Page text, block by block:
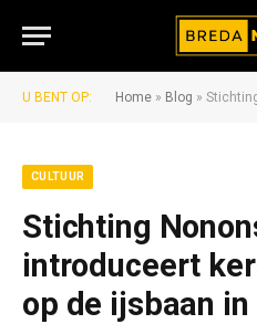
U BENT OP: Home » Blog » Stichting
CULTUUR
Stichting
introduceert
op de ijsbaan